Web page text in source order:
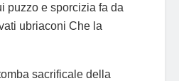
puzzo e sporcizia fa da
ubriaconi Che la
sacrificale della